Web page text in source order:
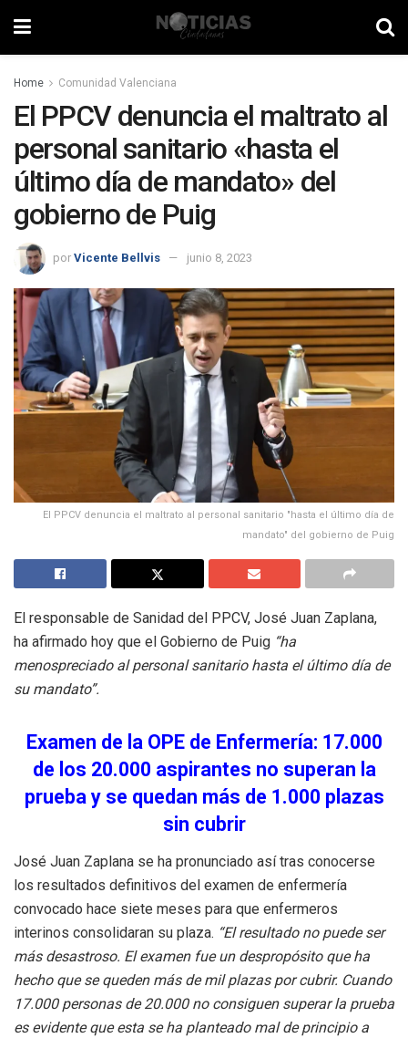
Home Comunidad Valenciana
El PPCV denuncia el maltrato al
personal sanitario «hasta el
último día de mandato» del
gobierno de Puig
por Vicente Bellvis junio 8, 2023
El PPCV denuncia el maltrato al personal sanitario "hasta el último día de
mandato" del gobierno de Puig
El responsable de Sanidad del PPCV, José Juan Zaplana,
ha afirmado hoy que el Gobierno de Puig “ha
menospreciado al personal sanitario hasta el último día de
su mandato”.
Examen de la OPE de Enfermería: 17.000
de los 20.000 aspirantes no superan la
prueba y se quedan más de 1.000 plazas
sin cubrir
José Juan Zaplana se ha pronunciado así tras conocerse
los resultados definitivos del examen de enfermería
convocado hace siete meses para que enfermeros
interinos consolidaran su plaza. “El resultado no puede ser
más desastroso. El examen fue un despropósito que ha
hecho que se queden más de mil plazas por cubrir. Cuando
17.000 personas de 20.000 no consiguen superar la prueba
es evidente que esta se ha planteado mal de principio a